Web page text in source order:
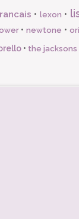
• lexon •
•newtone •
• the jacksons